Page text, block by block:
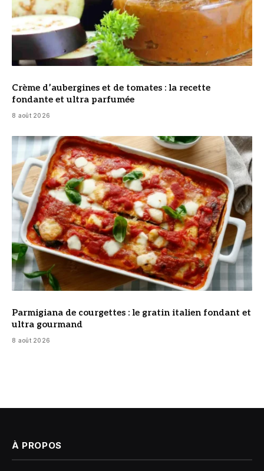
Crème d’aubergines et de tomates : la recette
fondante et ultra parfumée
8 août 2026
© DR
Parmigiana de courgettes : le gratin italien fondant et
ultra gourmand
8 août 2026
À PROPOS